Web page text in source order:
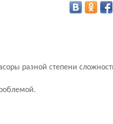
разной степени